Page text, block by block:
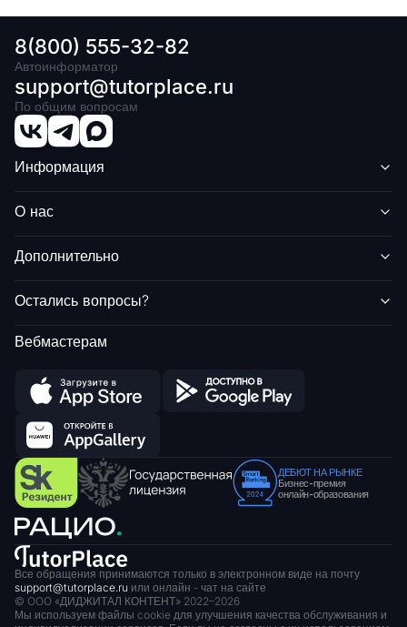
8(800) 555-32-82
Автоинформатор
support@tutorplace.ru
По общим вопросам
Информация
О нас
Дополнительно
Остались вопросы?
Вебмастерам
ДЕБЮТ НА РЫНКЕ
Бизнес-премия
онлайн-образования
Все обращения принимаются только в электронном виде на почту
support@tutorplace.ru или онлайн - чат на сайте
© OOO «ДИДЖИТАЛ КОНТЕНТ» 2022–2026
Мы используем файлы cookie для улучшения качества обслуживания и